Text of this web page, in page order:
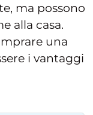
ma possono
alla casa.
una
i vantaggi